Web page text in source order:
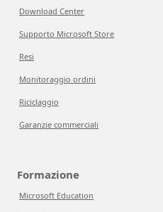
Download Center
Supporto Microsoft Store
Resi
Monitoraggio ordini
Riciclaggio
Garanzie commerciali
Formazione
Microsoft Education